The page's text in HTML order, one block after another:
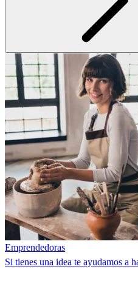
Emprendedoras
Si tienes una idea te ayudamos a